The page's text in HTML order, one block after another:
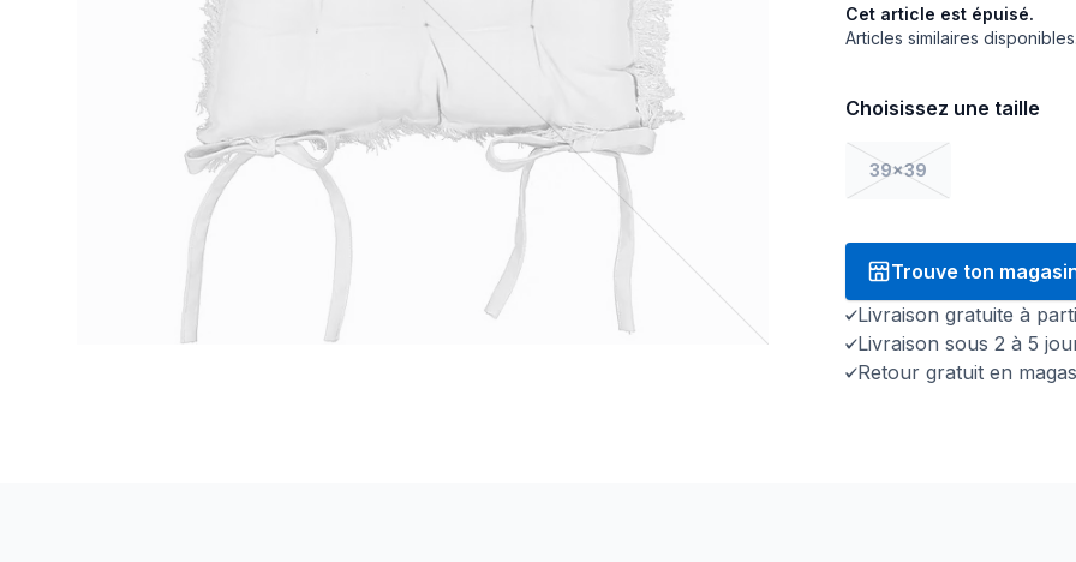
Cet article est épuisé.
Articles similaires disponibles.
Choisissez une taille
39x39
Trouve ton
Livraison gratuite à
Livraison sous 2 à 5
Retour gratuit en